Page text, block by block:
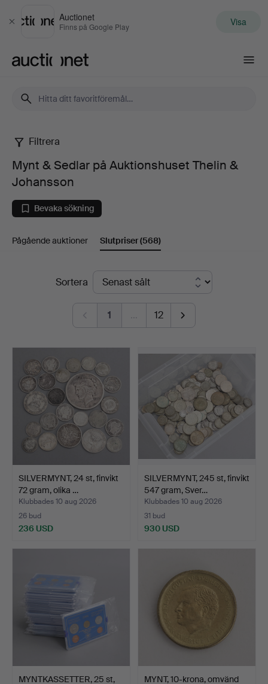
Stäng
Auctionet
Finns på Google Play Visa
Mynt
&
Sedlar
på
Johansson
Filtrera
Mynt & Sedlar på Auktionshuset Thelin &
Johansson
Bevaka sökning
Pågående auktioner Slutpriser(568)
SlutpriserSortera
1 … 12
SILVERMYNT, 24 st, finvikt
72 gram, olika …
Klubbades 10 aug 2026
26 bud
236 USD
SILVERMYNT, 245 st, finvikt
547 gram, Sver…
Klubbades 10 aug 2026
31 bud
930 USD
MYNTKASSETTER, 25 st,
MYNT, 10-krona, omvänd